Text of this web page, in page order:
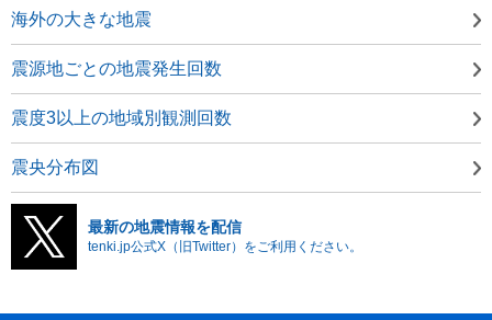
海外の大きな地震
震源地ごとの地震発生回数
震度3以上の地域別観測回数
震央分布図
最新の地震情報を配信
tenki.jp公式X（旧Twitter）をご利用ください。